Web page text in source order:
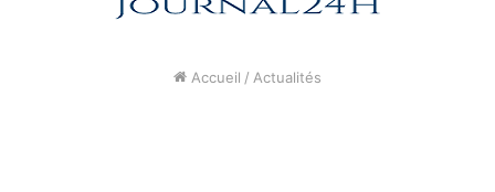
Accueil / Actualités